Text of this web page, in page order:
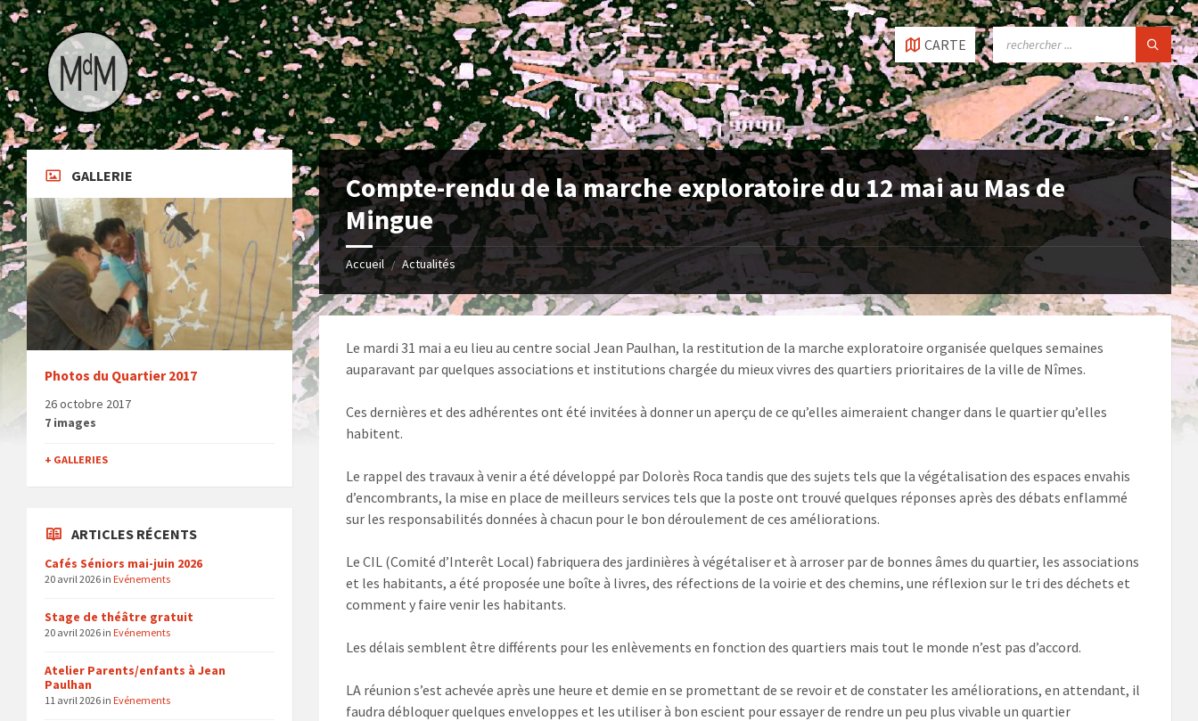
Skip
to
content
Skip
to
left
sidebar
Skip
to
footer
CARTE
SEARCH:
Compte-rendu de la marche exploratoire du 12 mai au Mas de
Mingue
Accueil / Actualités
Le mardi 31 mai a eu lieu au centre social Jean Paulhan, la restitution de la marche exploratoire organisée quelques semaines
auparavant par quelques associations et institutions chargée du mieux vivres des quartiers prioritaires de la ville de Nîmes.
Ces dernières et des adhérentes ont été invitées à donner un aperçu de ce qu’elles aimeraient changer dans le quartier qu’elles
habitent.
Le rappel des travaux à venir a été développé par Dolorès Roca tandis que des sujets tels que la végétalisation des espaces envahis
d’encombrants, la mise en place de meilleurs services tels que la poste ont trouvé quelques réponses après des débats enflammé
sur les responsabilités données à chacun pour le bon déroulement de ces améliorations.
Le CIL (Comité d’Interêt Local) fabriquera des jardinières à végétaliser et à arroser par de bonnes âmes du quartier, les associations
et les habitants, a été proposée une boîte à livres, des réfections de la voirie et des chemins, une réflexion sur le tri des déchets et
comment y faire venir les habitants.
Les délais semblent être différents pour les enlèvements en fonction des quartiers mais tout le monde n’est pas d’accord.
LA réunion s’est achevée après une heure et demie en se promettant de se revoir et de constater les améliorations, en attendant, il
faudra débloquer quelques enveloppes et les utiliser à bon escient pour essayer de rendre un peu plus vivable un quartier
GALLERIE
Photos du Quartier 2017
26 octobre 2017
7 images
+ GALLERIES
ARTICLES RÉCENTS
Cafés Séniors mai-juin 2026
20 avril 2026 in Evénements
Stage de théâtre gratuit
20 avril 2026 in Evénements
Atelier Parents/enfants à Jean
Paulhan
11 avril 2026 in Evénements